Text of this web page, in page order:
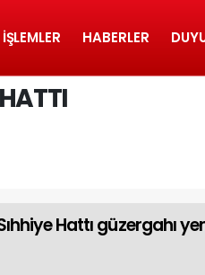
HABERLER
Hattı güzergahı